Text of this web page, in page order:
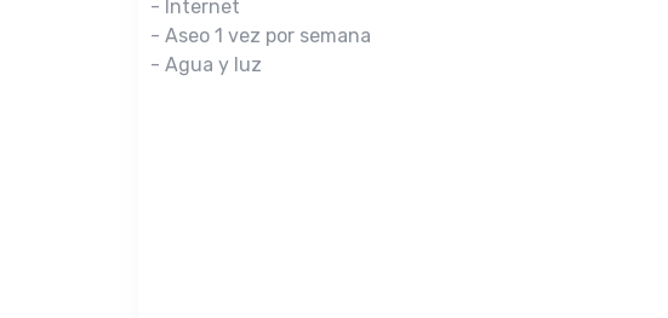
- Internet
- Aseo 1 vez por semana
- Agua y luz